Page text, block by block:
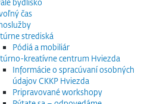
bydlisko
čas
strediská
Pódiá a mobiliár
kreatívne centrum Hviezda
Informácie o spracúvaní osobných
údajov CKKP Hviezda
Pripravované workshopy